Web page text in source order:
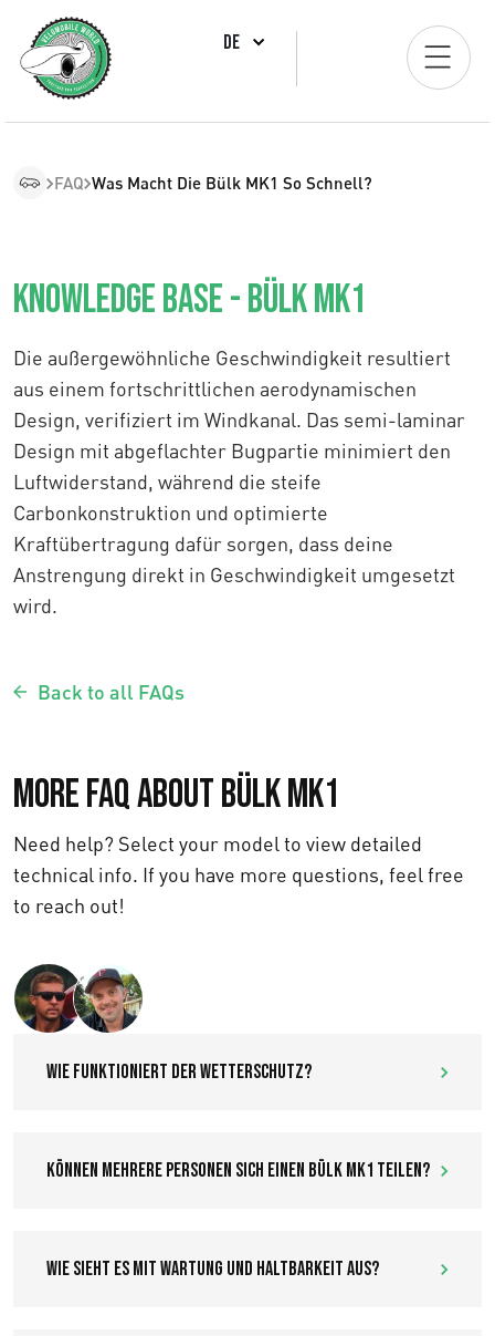
DE
FAQ Was Macht Die Bülk MK1 So Schnell?
Knowledge Base - Bülk MK1
Die außergewöhnliche Geschwindigkeit resultiert
aus einem fortschrittlichen aerodynamischen
Design, verifiziert im Windkanal. Das semi-laminar
Design mit abgeflachter Bugpartie minimiert den
Luftwiderstand, während die steife
Carbonkonstruktion und optimierte
Kraftübertragung dafür sorgen, dass deine
Anstrengung direkt in Geschwindigkeit umgesetzt
wird.
Back to all FAQs
More FAQ about Bülk MK1
Need help? Select your model to view detailed
technical info. If you have more questions, feel free
to reach out!
Wie funktioniert der Wetterschutz?
Können mehrere Personen sich einen Bülk MK1 teilen?
Wie sieht es mit Wartung und Haltbarkeit aus?